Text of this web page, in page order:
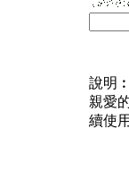
說明︰
親愛
續使